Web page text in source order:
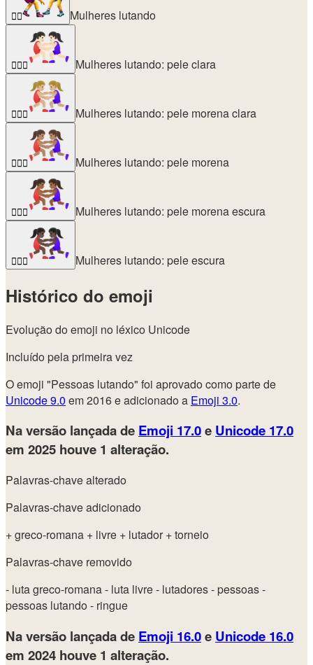
🤼‍♀️ Mulheres lutando
🤼🏻‍♀️ Mulheres lutando: pele clara
🤼🏼‍♀️ Mulheres lutando: pele morena clara
🤼🏽‍♀️ Mulheres lutando: pele morena
🤼🏾‍♀️ Mulheres lutando: pele morena escura
🤼🏿‍♀️ Mulheres lutando: pele escura
Histórico do emoji
Evolução do emoji no léxico Unicode
Incluído pela primeira vez
O emoji "Pessoas lutando" foi aprovado como parte de
Unicode 9.0 em 2016 e adicionado a Emoji 3.0.
Na versão lançada de Emoji 17.0e Unicode 17.0
em 2025 houve 1 alteração.
Palavras-chave alterado
Palavras-chave adicionado
+ greco-romana + livre + lutador + torneio
Palavras-chave removido
- luta greco-romana- luta livre- lutadores- pessoas-
pessoas lutando - ringue
Na versão lançada de Emoji 16.0e Unicode 16.0
em 2024 houve 1 alteração.